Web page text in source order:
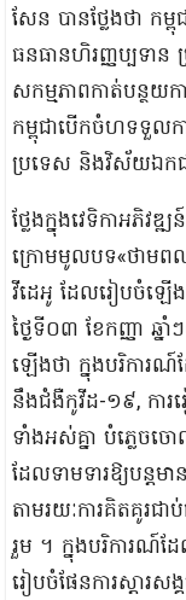
សែន បានថ្លែងថា ក
ធនធានហិរញ្ញប្បទា
សកម្មភាពកាត់បន្ថយ
កម្ពុជាបើកចំហទទួលក
ប្រទេស និងវិស័យឯក
ថ្លែងក្នុងវេទិកាអភិ
ក្រោមមូលបទ«ថាមពល
វីដេអូ ដែលរៀបចំឡើ
ថ្ងៃទី០៣ ខែកញ្ញា ឆ្ន
ឡើងថា ក្នុងបរិការ
នឹងជំងឺកូវីដ-១៩, ការរ
ទាំងអស់គ្នា បំភ្លេចច
ដែលទាមទារឱ្យបន្ត
តាមរយៈការគិតគូរជ
រួម ។ ក្នុងបរិការណ៍ដ
រៀបចំផែនការស្តារស